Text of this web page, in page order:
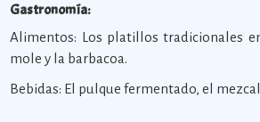
Gastronomía:
Alimentos: Los platillos tradicionales
mole y la barbacoa.
Bebidas: El pulque fermentado, el